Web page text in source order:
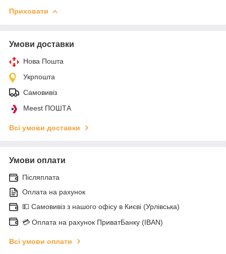
Приховати
Умови доставки
Нова Пошта
Укрпошта
Самовивіз
Meest ПОШТА
Всі умови доставки
Умови оплати
Післяплата
Оплата на рахунок
💵 Самовивіз з нашого офісу в Києві (Урлівська)
💳 Оплата на рахунок ПриватБанку (IBAN)
Всі умови оплати